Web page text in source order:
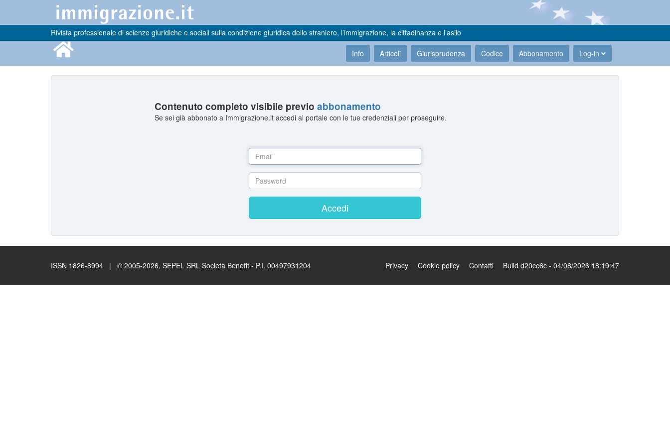
Rivista professionale di scienze giuridiche e sociali sulla condizione giuridica dello straniero, l’immigrazione, la cittadinanza e l’asilo
Info Articoli Giurisprudenza Codice Abbonamento Log-in
Contenuto completo visibile previoabbonamento
Se sei già abbonato a Immigrazione.it accedi al portale con le tue credenziali per proseguire.
Accedi
ISSN 1826-8994 | © 2005-2026, SEPEL SRL Società Benefit - P.I. 00497931204 Privacy Cookie policy Contatti Build d20cc6c - 04/08/2026 18:19:47